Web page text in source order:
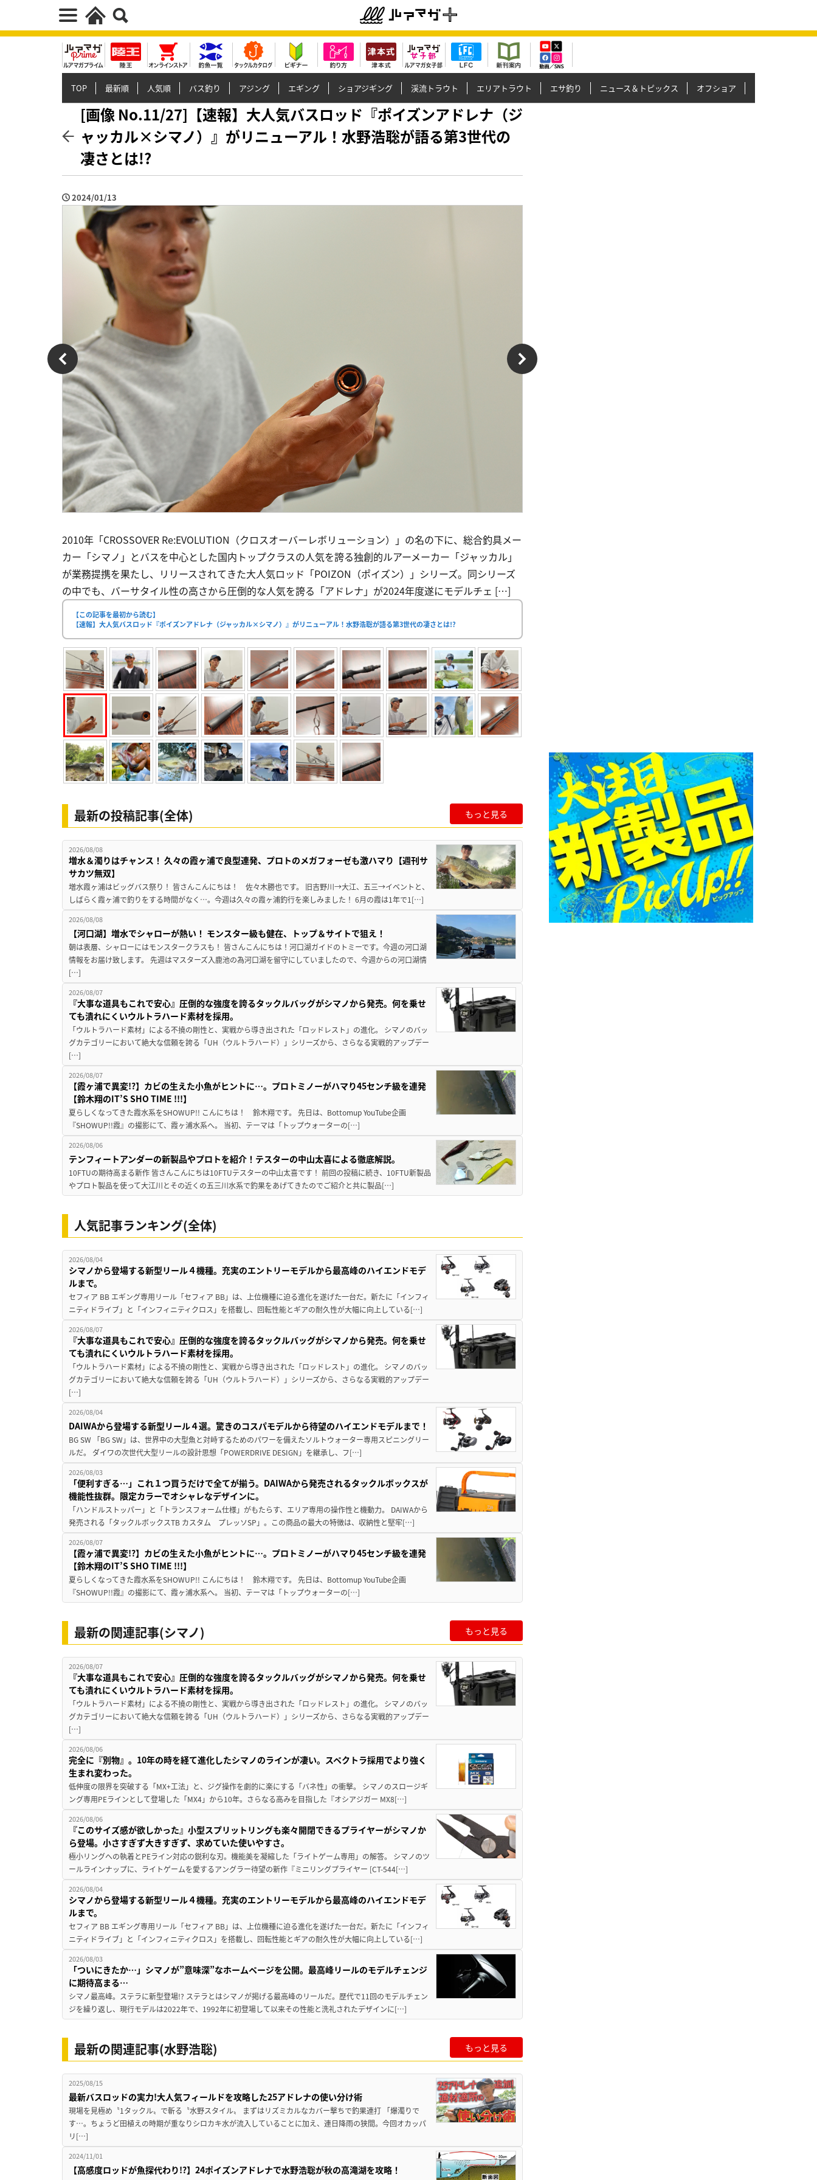
TOP 最新順 人気順 バス釣り アジング エギング ショアジギング 渓流トラウト エリアトラウト エサ釣り ニュース＆トピックス オフショア
[画像 No.11/27]【速報】大人気バスロッド『ポイズンアドレナ（ジ
ャッカル×シマノ）』がリニューアル！水野浩聡が語る第3世代の
凄さとは!?
2024/01/13
2010年「CROSSOVER Re:EVOLUTION（クロスオーバーレボリューション）」の名の下に、総合釣具メー
カー「シマノ」とバスを中心とした国内トップクラスの人気を誇る独創的ルアーメーカー「ジャッカル」
が業務提携を果たし、リリースされてきた大人気ロッド「POIZON（ポイズン）」シリーズ。同シリーズ
の中でも、バーサタイル性の高さから圧倒的な人気を誇る「アドレナ」が2024年度遂にモデルチェ […]
【この記事を最初から読む】
【速報】大人気バスロッド『ポイズンアドレナ（ジャッカル×シマノ）』がリニューアル！水野浩聡が語る第3世代の凄さとは!?
最新の投稿記事(全体) もっと見る
2026/08/08
増水＆濁りはチャンス！ 久々の霞ヶ浦で良型連発、プロトのメガフォーゼも激ハマり【週刊サ
サカツ無双】
増水霞ヶ浦はビッグバス祭り！ 皆さんこんにちは！ 佐々木勝也です。 旧吉野川→大江、五三→イベントと、
しばらく霞ヶ浦で釣りをする時間がなく…。今週は久々の霞ヶ浦釣行を楽しみました！ 6月の霞は1年で1[…]
2026/08/08
【河口湖】増水でシャローが熱い！ モンスター級も健在、トップ＆サイトで狙え！
朝は表層、シャローにはモンスタークラスも！ 皆さんこんにちは！河口湖ガイドのトミーです。今週の河口湖
情報をお届け致します。 先週はマスターズ入鹿池の為河口湖を留守にしていましたので、今週からの河口湖情
[…]
2026/08/07
『大事な道具もこれで安心』圧倒的な強度を誇るタックルバッグがシマノから発売。何を乗せ
ても潰れにくいウルトラハード素材を採用。
「ウルトラハード素材」による不撓の剛性と、実戦から導き出された「ロッドレスト」の進化。 シマノのバッ
グカテゴリーにおいて絶大な信頼を誇る「UH（ウルトラハード）」シリーズから、さらなる実戦的アップデー
[…]
2026/08/07
【霞ヶ浦で異変!?】カビの生えた小魚がヒントに…。プロトミノーがハマり45センチ級を連発
【鈴木翔のIT’S SHO TIME !!!】
夏らしくなってきた霞水系をSHOWUP!! こんにちは！ 鈴木翔です。 先日は、Bottomup YouTube企画
『SHOWUP!!霞』の撮影にて、霞ヶ浦水系へ。 当初、テーマは「トップウォーターの[…]
2026/08/06
テンフィートアンダーの新製品やプロトを紹介！テスターの中山太喜による徹底解説。
10FTUの期待高まる新作 皆さんこんにちは10FTUテスターの中山太喜です！ 前回の投稿に続き、10FTU新製品
やプロト製品を使って大江川とその近くの五三川水系で釣果をあげてきたのでご紹介と共に製品[…]
人気記事ランキング(全体)
2026/08/04
シマノから登場する新型リール４機種。充実のエントリーモデルから最高峰のハイエンドモデ
ルまで。
セフィア BB エギング専用リール「セフィア BB」は、上位機種に迫る進化を遂げた一台だ。新たに「インフィ
ニティドライブ」と「インフィニティクロス」を搭載し、回転性能とギアの耐久性が大幅に向上している[…]
2026/08/07
『大事な道具もこれで安心』圧倒的な強度を誇るタックルバッグがシマノから発売。何を乗せ
ても潰れにくいウルトラハード素材を採用。
「ウルトラハード素材」による不撓の剛性と、実戦から導き出された「ロッドレスト」の進化。 シマノのバッ
グカテゴリーにおいて絶大な信頼を誇る「UH（ウルトラハード）」シリーズから、さらなる実戦的アップデー
[…]
2026/08/04
DAIWAから登場する新型リール４選。驚きのコスパモデルから待望のハイエンドモデルまで！
BG SW 「BG SW」は、世界中の大型魚と対峙するためのパワーを備えたソルトウォーター専用スピニングリー
ルだ。 ダイワの次世代大型リールの設計思想「POWERDRIVE DESIGN」を継承し、フ[…]
2026/08/03
「便利すぎる…」これ１つ買うだけで全てが揃う。DAIWAから発売されるタックルボックスが
機能性抜群。限定カラーでオシャレなデザインに。
「ハンドルストッパー」と「トランスフォーム仕様」がもたらす、エリア専用の操作性と機動力。 DAIWAから
発売される「タックルボックスTB カスタム プレッソSP」。この商品の最大の特徴は、収納性と堅牢[…]
2026/08/07
【霞ヶ浦で異変!?】カビの生えた小魚がヒントに…。プロトミノーがハマり45センチ級を連発
【鈴木翔のIT’S SHO TIME !!!】
夏らしくなってきた霞水系をSHOWUP!! こんにちは！ 鈴木翔です。 先日は、Bottomup YouTube企画
『SHOWUP!!霞』の撮影にて、霞ヶ浦水系へ。 当初、テーマは「トップウォーターの[…]
最新の関連記事(シマノ) もっと見る
2026/08/07
『大事な道具もこれで安心』圧倒的な強度を誇るタックルバッグがシマノから発売。何を乗せ
ても潰れにくいウルトラハード素材を採用。
「ウルトラハード素材」による不撓の剛性と、実戦から導き出された「ロッドレスト」の進化。 シマノのバッ
グカテゴリーにおいて絶大な信頼を誇る「UH（ウルトラハード）」シリーズから、さらなる実戦的アップデー
[…]
2026/08/06
完全に『別物』。10年の時を経て進化したシマノのラインが凄い。スペクトラ採用でより強く
生まれ変わった。
低伸度の限界を突破する「MX+工法」と、ジグ操作を劇的に楽にする「バネ性」の衝撃。 シマノのスロージギ
ング専用PEラインとして登場した「MX4」から10年。さらなる高みを目指した『オシアジガー MX8[…]
2026/08/06
『このサイズ感が欲しかった』小型スプリットリングも楽々開閉できるプライヤーがシマノか
ら登場。小さすぎず大きすぎず、求めていた使いやすさ。
極小リングへの執着とPEライン対応の鋭利な刃。機能美を凝縮した「ライトゲーム専用」の解答。 シマノのツ
ールラインナップに、ライトゲームを愛するアングラー待望の新作『ミニリングプライヤー [CT-544[…]
2026/08/04
シマノから登場する新型リール４機種。充実のエントリーモデルから最高峰のハイエンドモデ
ルまで。
セフィア BB エギング専用リール「セフィア BB」は、上位機種に迫る進化を遂げた一台だ。新たに「インフィ
ニティドライブ」と「インフィニティクロス」を搭載し、回転性能とギアの耐久性が大幅に向上している[…]
2026/08/03
「ついにきたか…」シマノが”意味深”なホームページを公開。最高峰リールのモデルチェンジ
に期待高まる…
シマノ最高峰。ステラに新型登場!? ステラとはシマノが掲げる最高峰のリールだ。歴代で11回のモデルチェン
ジを繰り返し、現行モデルは2022年で、1992年に初登場して以来その性能と洗礼されたデザインに[…]
最新の関連記事(水野浩聡) もっと見る
2025/08/15
最新バスロッドの実力!大人気フィールドを攻略した25アドレナの使い分け術
現場を見極め〝1タックル〟で斬る〝水野スタイル〟 まずはリズミカルなカバー撃ちで釣果連打 「爆濁りで
す…。ちょうど田植えの時期が重なりシロカキ水が流入していることに加え、連日降雨の狭間。今回オカッパ
リ[…]
2024/11/01
【高感度ロッドが魚探代わり!?】24ポイズンアドレナで水野浩聡が秋の高滝湖を攻略！